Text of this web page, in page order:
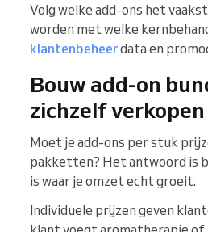
Volg welke add-ons het
worden met welke
klantenbeheerdata en
Bouw add-on
zichzelf verkopen
Moet je add-ons per stuk
pakketten? Het antwoord is
is waar je omzet echt groeit.
Individuele prijzen geven